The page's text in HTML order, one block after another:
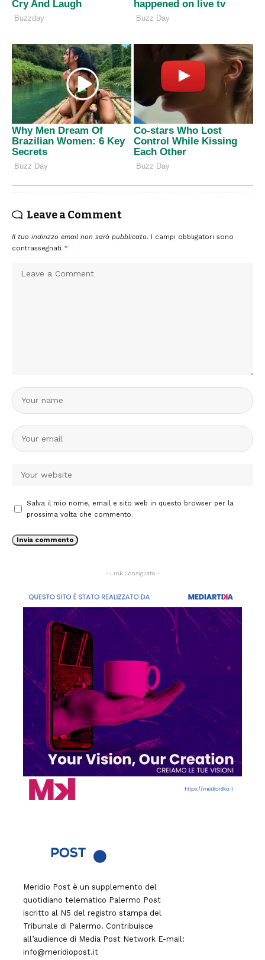
Leave a Comment
Il tuo indirizzo email non sarà pubblicato. I campi obbligatori sono
contrassegnati *
Salva il mio nome, email e sito web in questo browser per la
prossima volta che commento.
- Link Consigliato -
Meridio Post è un supplemento del
quotidiano telematico Palermo Post
iscritto al N5 del registro stampa del
Tribunale di Palermo. Contribuisce
all’audience di Media Post Network E-mail:
info@meridiopost.it